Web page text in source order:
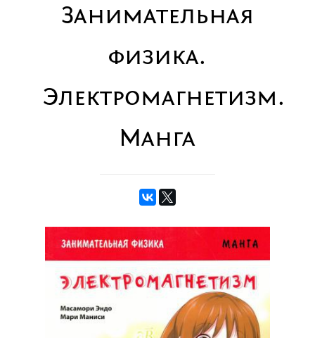
Занимательная
физика.
Электромагнетизм.
Манга